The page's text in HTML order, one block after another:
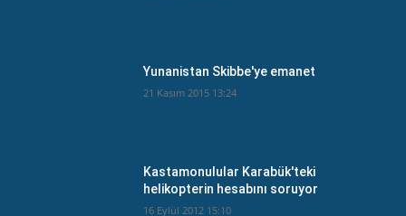
Yunanistan Skibbe'ye emanet
21 Kasım 2015 13:24
Kastamonulular Karabük'teki
helikopterin hesabını soruyor
16 Eylül 2012 15:10